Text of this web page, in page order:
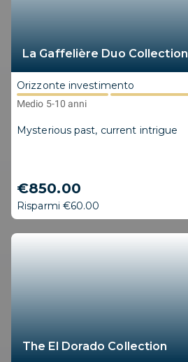
La Gaffelière Duo Collection
Orizzonte investimento
Medio 5-10 anni
Mysterious past, current intrigue
€850.00
Risparmi €60.00
The El Dorado Collection